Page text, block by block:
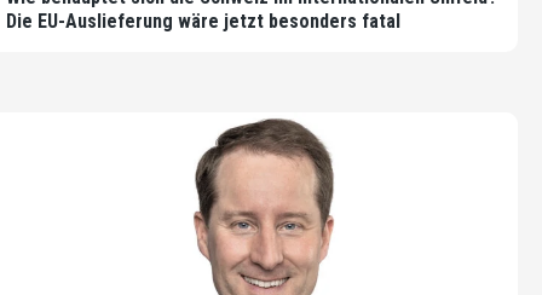
Die EU-Auslieferung wäre jetzt besonders fatal